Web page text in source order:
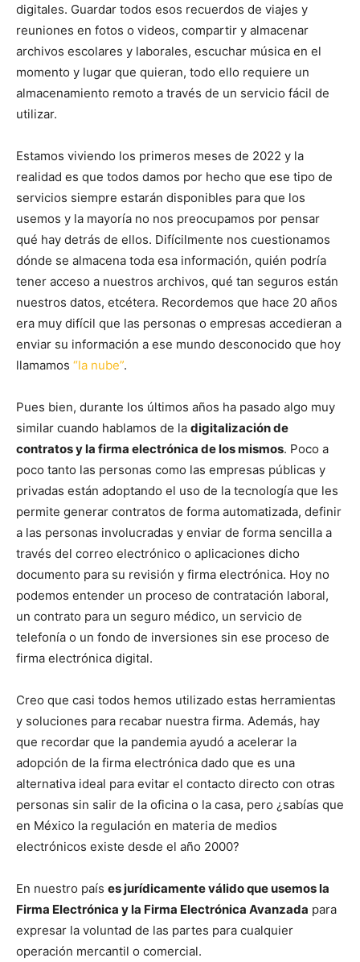
digitales. Guardar todos esos recuerdos de viajes y
reuniones en fotos o videos, compartir y almacenar
archivos escolares y laborales, escuchar música en el
momento y lugar que quieran, todo ello requiere un
almacenamiento remoto a través de un servicio fácil de
utilizar.
Estamos viviendo los primeros meses de 2022 y la
realidad es que todos damos por hecho que ese tipo de
servicios siempre estarán disponibles para que los
usemos y la mayoría no nos preocupamos por pensar
qué hay detrás de ellos. Difícilmente nos cuestionamos
dónde se almacena toda esa información, quién podría
tener acceso a nuestros archivos, qué tan seguros están
nuestros datos, etcétera. Recordemos que hace 20 años
era muy difícil que las personas o empresas accedieran a
enviar su información a ese mundo desconocido que hoy
llamamos “la nube”.
Pues bien, durante los últimos años ha pasado algo muy
similar cuando hablamos de la digitalización de
contratos y la firma electrónica de los mismos. Poco a
poco tanto las personas como las empresas públicas y
privadas están adoptando el uso de la tecnología que les
permite generar contratos de forma automatizada, definir
a las personas involucradas y enviar de forma sencilla a
través del correo electrónico o aplicaciones dicho
documento para su revisión y firma electrónica. Hoy no
podemos entender un proceso de contratación laboral,
un contrato para un seguro médico, un servicio de
telefonía o un fondo de inversiones sin ese proceso de
firma electrónica digital.
Creo que casi todos hemos utilizado estas herramientas
y soluciones para recabar nuestra firma. Además, hay
que recordar que la pandemia ayudó a acelerar la
adopción de la firma electrónica dado que es una
alternativa ideal para evitar el contacto directo con otras
personas sin salir de la oficina o la casa, pero ¿sabías que
en México la regulación en materia de medios
electrónicos existe desde el año 2000?
En nuestro país es jurídicamente válido que usemos la
Firma Electrónica y la Firma Electrónica Avanzada para
expresar la voluntad de las partes para cualquier
operación mercantil o comercial.